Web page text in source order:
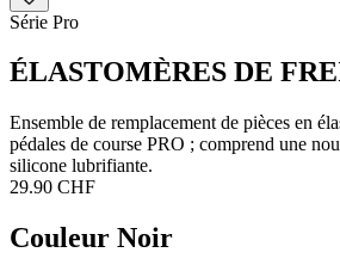
Série Pro
ÉLASTOMÈRES DE
Ensemble de remplacement de pièces en
pédales de course PRO ; comprend une
silicone lubrifiante.
29.90 CHF
Couleur Noir